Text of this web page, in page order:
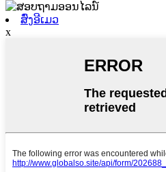
ສົ່ງອີເມວ
x